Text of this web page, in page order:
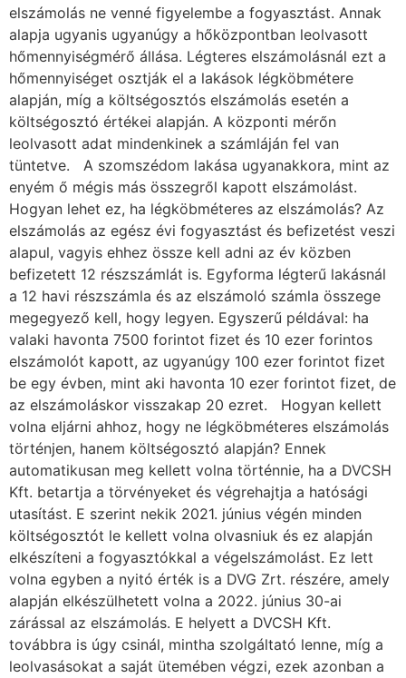
elszámolás ne venné figyelembe a fogyasztást. Annak
alapja ugyanis ugyanúgy a hőközpontban leolvasott
hőmennyiségmérő állása. Légteres elszámolásnál ezt a
hőmennyiséget osztják el a lakások légköbmétere
alapján, míg a költségosztós elszámolás esetén a
költségosztó értékei alapján. A központi mérőn
leolvasott adat mindenkinek a számláján fel van
tüntetve. A szomszédom lakása ugyanakkora, mint az
enyém ő mégis más összegről kapott elszámolást.
Hogyan lehet ez, ha légköbméteres az elszámolás? Az
elszámolás az egész évi fogyasztást és befizetést veszi
alapul, vagyis ehhez össze kell adni az év közben
befizetett 12 részszámlát is. Egyforma légterű lakásnál
a 12 havi részszámla és az elszámoló számla összege
megegyező kell, hogy legyen. Egyszerű példával: ha
valaki havonta 7500 forintot fizet és 10 ezer forintos
elszámolót kapott, az ugyanúgy 100 ezer forintot fizet
be egy évben, mint aki havonta 10 ezer forintot fizet, de
az elszámoláskor visszakap 20 ezret. Hogyan kellett
volna eljárni ahhoz, hogy ne légköbméteres elszámolás
történjen, hanem költségosztó alapján? Ennek
automatikusan meg kellett volna történnie, ha a DVCSH
Kft. betartja a törvényeket és végrehajtja a hatósági
utasítást. E szerint nekik 2021. június végén minden
költségosztót le kellett volna olvasniuk és ez alapján
elkészíteni a fogyasztókkal a végelszámolást. Ez lett
volna egyben a nyitó érték is a DVG Zrt. részére, amely
alapján elkészülhetett volna a 2022. június 30-ai
zárással az elszámolás. E helyett a DVCSH Kft.
továbbra is úgy csinál, mintha szolgáltató lenne, míg a
leolvasásokat a saját ütemében végzi, ezek azonban a